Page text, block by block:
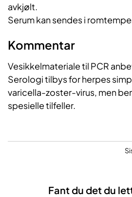
avkjølt.
Serum kan sendes i
Kommentar
Vesikkelmateriale til PCR
Serologi tilbys for herpes
varicella-zoster-virus, men
spesielle tilfeller.
Fant du det du